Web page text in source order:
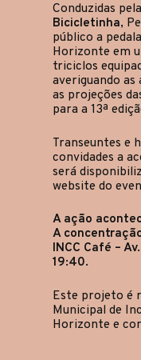
Conduzidas
Bicicletinha,
público a
Horizonte em
triciclos
averiguando
as projeções
para a 13ª
Transeuntes e
convidades a
será
website do
A ação
A
INCC Café –
19:40.
Este projeto é
Municipal de
Horizonte e